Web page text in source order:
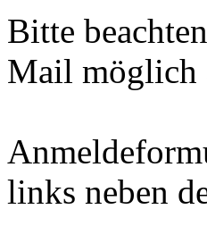
Bitte
Mail möglich
links neben